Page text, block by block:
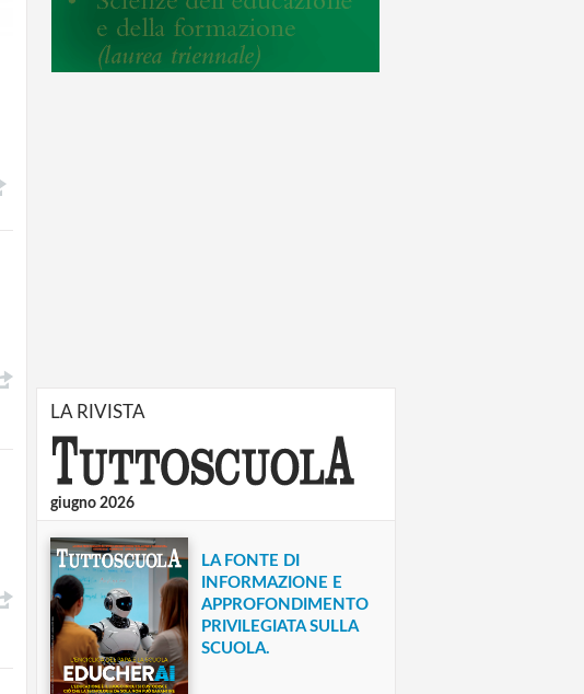
LA RIVISTA
giugno 2026
LA FONTE DI
INFORMAZIONE E
APPROFONDIMENTO
PRIVILEGIATA SULLA
SCUOLA.